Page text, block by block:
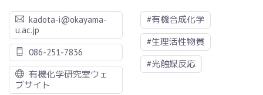
kadota-i@okayama-
u.ac.jp
086-251-7836
有機化学研究室ウェ
ブサイト
#有機合成化学
#生理活性物質
#光触媒反応